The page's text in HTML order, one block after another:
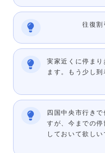
往復割
実家近くに停ま
ます。もう少し
四国中央市行き
すが、今までの
しておいて欲し